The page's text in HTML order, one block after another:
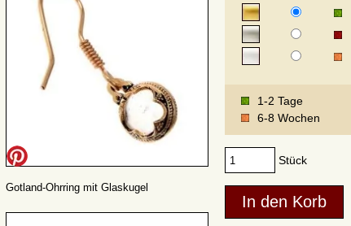
Gotland-Ohrring mit Glaskugel
1-2 Tage
6-8 Wochen
Stück